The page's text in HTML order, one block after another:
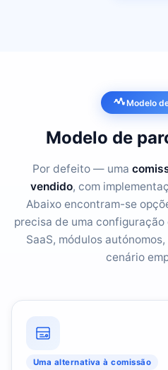
Modelo
Modelo de
Por defeito — uma
vendido, com
Abaixo encontram-se
precisa de uma
SaaS, módulos
cenário
Uma alternativa à comissão